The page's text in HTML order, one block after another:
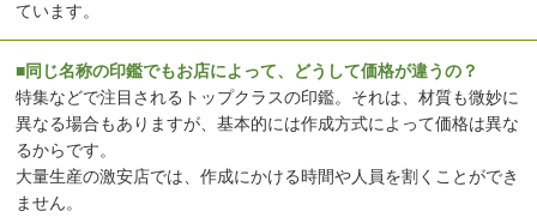
ています。
■同じ名称の印鑑でもお店によって、どうして価格が違うの？
特集などで注目されるトップクラスの印鑑。それは、材質も微妙に
異なる場合もありますが、基本的には作成方式によって価格は異な
るからです。
大量生産の激安店では、作成にかける時間や人員を割くことができ
ません。